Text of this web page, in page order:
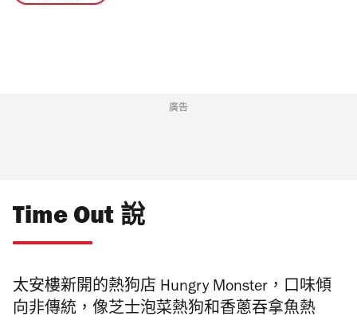
廣告
Time Out 說
太安樓新開的熱狗店 Hungry Monster，口味傾
向非傳統，像芝士泡菜熱狗和香蔥吞拿魚熱